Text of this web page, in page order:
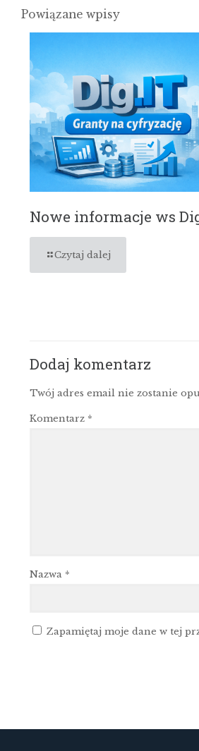
Powiązane wpisy
Nowe informacje ws
Czytaj dalej
Dodaj komentarz
Twój adres email nie zostanie
Komentarz *
Nazwa *
Zapamiętaj moje dane w tej